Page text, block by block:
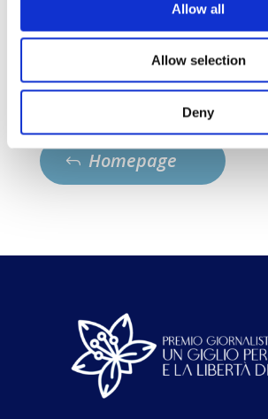
Allow all
Allow selection
Deny
avvenuti per mano di Hamas dal 7
essere sempre attiva nella
dell’antisemitismo.
Homepage